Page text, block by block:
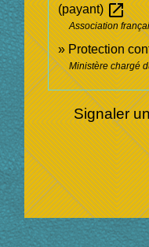
(payant)open_in_new
Association
Protection
Ministère chargé
Signaler